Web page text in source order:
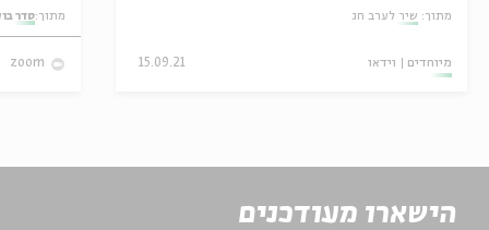
מתוך: שיר לערב חג
מיוחדים וידאו 15.09.21
מתוך:סדר
zoom
הישארו מעודכנים